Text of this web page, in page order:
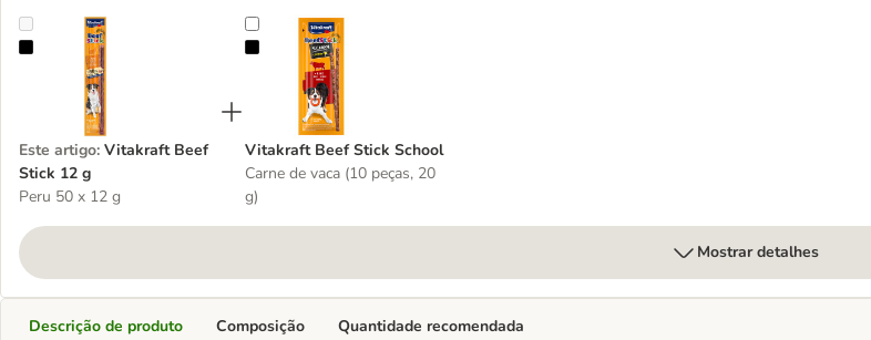
Vitakraft Beef Stick 12 g
Este artigo: Vitakraft Beef
Stick 12 g
Peru 50 x 12 g
Vitakraft Beef Stick School
Vitakraft Beef Stick School
Carne de vaca (10 peças, 20
g)
Mostrar detalhes
Descrição de produto Composição Quantidade recomendada